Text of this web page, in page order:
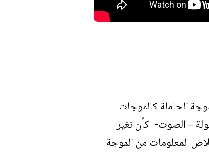
الحاملة كالموجات
– الصوت- كأن نغير
المعلومات من الموجة